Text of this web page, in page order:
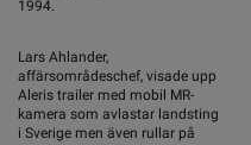
1994.
Lars Ahlander,
affärsområdeschef, visade upp
Aleris trailer med mobil MR-
kamera som avlastar landsting
i Sverige men även rullar på